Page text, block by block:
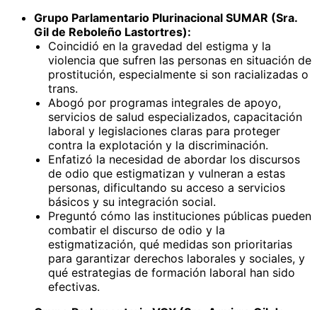
Grupo Parlamentario Plurinacional SUMAR (Sra.
Gil de Reboleño Lastortres):
Coincidió en la gravedad del estigma y la
violencia que sufren las personas en situación de
prostitución, especialmente si son racializadas o
trans.
Abogó por programas integrales de apoyo,
servicios de salud especializados, capacitación
laboral y legislaciones claras para proteger
contra la explotación y la discriminación.
Enfatizó la necesidad de abordar los discursos
de odio que estigmatizan y vulneran a estas
personas, dificultando su acceso a servicios
básicos y su integración social.
Preguntó cómo las instituciones públicas pueden
combatir el discurso de odio y la
estigmatización, qué medidas son prioritarias
para garantizar derechos laborales y sociales, y
qué estrategias de formación laboral han sido
efectivas.